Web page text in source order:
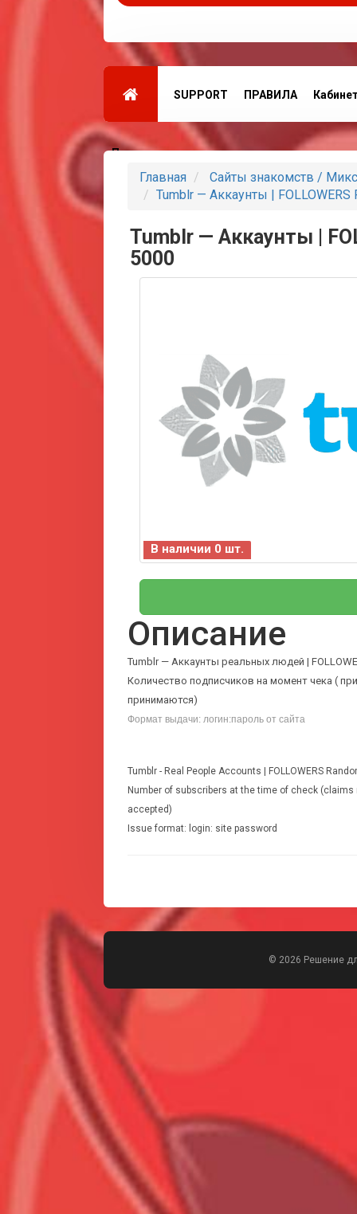
SUPPORT ПРАВИЛА
Партнеры
Главная
Сайты знакомств / Микс
Tumblr — Аккаунты |
Tumblr — Аккаунты |
5000
В наличии 0 шт.
Описание
Tumblr — Аккаунты реальных людей |
Количество подписчиков на момент чека (
принимаются)
Формат выдачи: логин:пароль от сайта
Tumblr - Real People Accounts | FOLLOWERS
Number of subscribers at the time of check
accepted)
Issue format: login: site password
© 2026 Решение